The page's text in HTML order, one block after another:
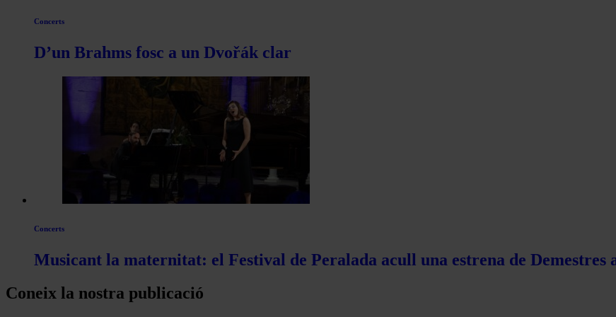
Concerts
D’un Brahms fosc a un Dvořák clar
Concerts
Musicant la maternitat: el Festival de Peralada acull una estrena de
Coneix la nostra publicació